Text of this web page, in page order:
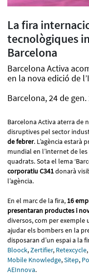
La fira
tecnològiques
Barcelona
Barcelona Activa
en la nova edició de
Barcelona, 24 de gen.
Barcelona Activa aterra de
disruptives pel sector
de febrer. L’agència estarà
mundial en l’internet de
quadrats. Sota el lema
corporatiu C341donarà
l’agència.
En el marc de la fira, 16
presentaran productes i
diversos, com per exemple
ajudar els bombers en la
disposaran d’un espai a la
Bloock,Zertifier, Retexcycle,
Mobile Knowledge,Sitep,
AEInnova.